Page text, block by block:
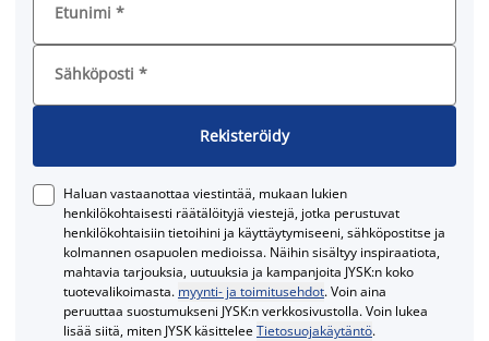
Etunimi *
Sähköposti *
Rekisteröidy
Haluan vastaanottaa viestintää, mukaan lukien
henkilökohtaisesti räätälöityjä viestejä, jotka perustuvat
henkilökohtaisiin tietoihini ja käyttäytymiseeni, sähköpostitse ja
kolmannen osapuolen medioissa. Näihin sisältyy inspiraatiota,
mahtavia tarjouksia, uutuuksia ja kampanjoita JYSK:n koko
tuotevalikoimasta. myynti- ja toimitusehdot. Voin aina
peruuttaa suostumukseni JYSK:n verkkosivustolla. Voin lukea
lisää siitä, miten JYSK käsitteleeTietosuojakäytäntö.